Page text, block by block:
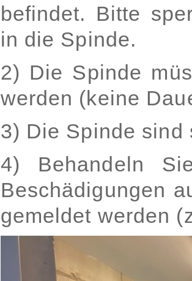
befindet. Bitte
in die Spinde.
2) Die Spinde
werden (keine
3) Die Spinde sind
4) Behandeln
Beschädigungen
gemeldet werden